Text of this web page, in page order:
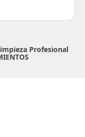
Profesional